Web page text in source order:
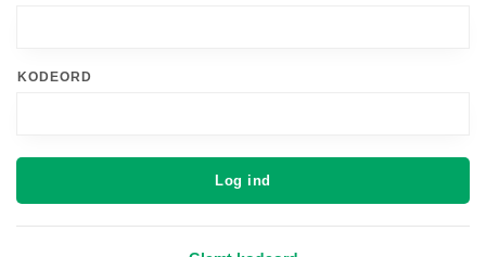
KODEORD
Log ind